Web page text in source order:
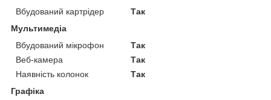
Вбудований картрідер
Так
Мультимедіа
Вбудований мікрофон
Так
Веб-камера
Так
Наявність колонок
Так
Графіка